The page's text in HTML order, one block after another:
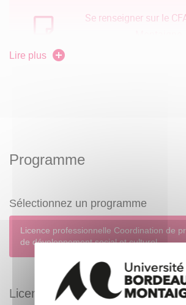
organisez votre programme autour
les modules liés au mémoire (13, 15,
impérativement être réalisés en
Se renseigner sur le
Lire plus
Programme
Sélectionnez un programme
Licence professionnelle Coordination de
de développement social et culturel
Licence professionnelle